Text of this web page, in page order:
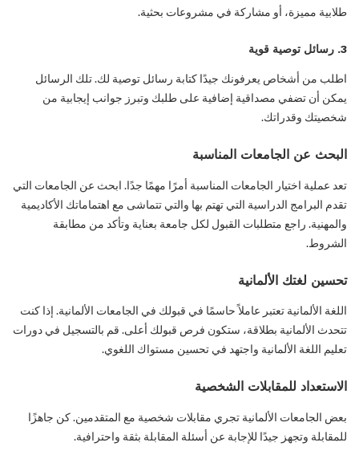
طلابية مميزة، أو مشاركة في مشروعات بحثية.
3. رسائل توصية قوية
اطلب من أشخاص يعرفونك جيدًا كتابة رسائل توصية لك. تلك الرسائل
يمكن أن تضفي مصداقية إضافية على طلبك وتبرز جوانب إيجابية من
شخصيتك وقدراتك.
البحث عن الجامعات المناسبة
تعد عملية اختيار الجامعات المناسبة أمرًا مهمًا جدًا. ابحث عن الجامعات التي
تقدم البرامج الدراسية التي تهتم بها والتي تتماشى مع اهتماماتك الأكاديمية
والمهنية. راجع متطلبات القبول لكل جامعة بعناية وتأكد من مطابقة
الشروط.
تحسين لغتك الألمانية
اللغة الألمانية تعتبر عاملاً حاسمًا في قبولك في الجامعات الألمانية. إذا كنت
تتحدث الألمانية بطلاقة، ستكون فرص قبولك أعلى. قم بالتسجيل في دورات
تعليم اللغة الألمانية واجتهد في تحسين مستواك اللغوي.
الاستعداد للمقابلات الشخصية
بعض الجامعات الألمانية تجري مقابلات شخصية مع المتقدمين. كن جاهزًا
للمقابلة وتجهز جيدًا للإجابة عن أسئلة المقابلة بثقة واحترافية.